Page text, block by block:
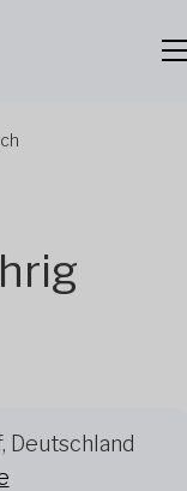
Deutschland